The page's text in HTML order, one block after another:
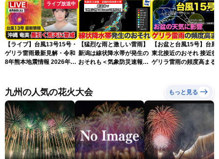
ライブ放送中
【ライブ】台風13号15号・
ゲリラ雷雨最新見解・令和
8年熊本地震情報 2026年8
愛梨／芳野達郎〉最新天気
ニュース・地震情報
【猛烈な雨と激しい雷雨】
新潟は線状降水帯が発生の
おそれも＜気象防災速報・
【お盆と台風15号】台風
東北接近のおそれ 接近後
ゲリラ雷雨の頻度高まる
九州の人気の花火大会 もっと見る